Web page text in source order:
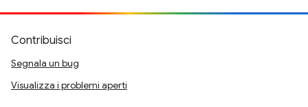
Contribuisci
Segnala un bug
Visualizza i problemi aperti